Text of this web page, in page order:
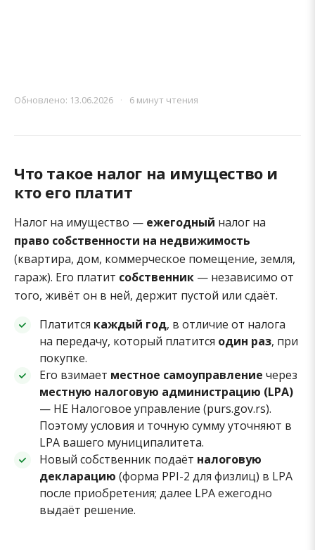
Обновлено: 13.06.2026 · 6 минут чтения
Что такое налог на имущество и
кто его платит
Налог на имущество — ежегодный налог на
право собственности на недвижимость
(квартира, дом, коммерческое помещение, земля,
гараж). Его платит собственник — независимо от
того, живёт он в ней, держит пустой или сдаёт.
Платится каждый год, в отличие от налога
на передачу, который платится один раз, при
покупке.
Его взимает местное самоуправление через
местную налоговую администрацию (LPA)
— НЕ Налоговое управление (purs.gov.rs).
Поэтому условия и точную сумму уточняют в
LPA вашего муниципалитета.
Новый собственник подаёт налоговую
декларацию (форма PPI-2 для физлиц) в LPA
после приобретения; далее LPA ежегодно
выдаёт решение.